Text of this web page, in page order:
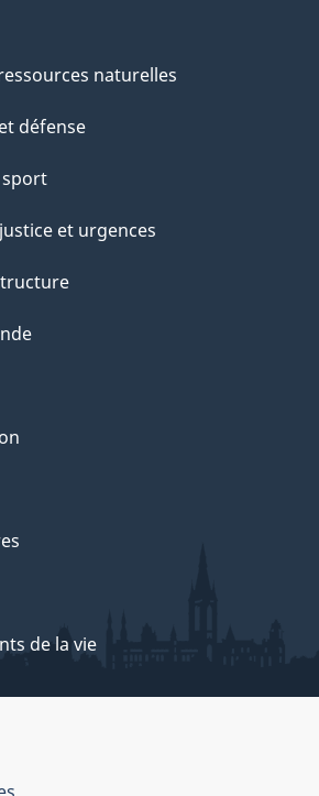
naturelles
défense
et urgences
de la vie